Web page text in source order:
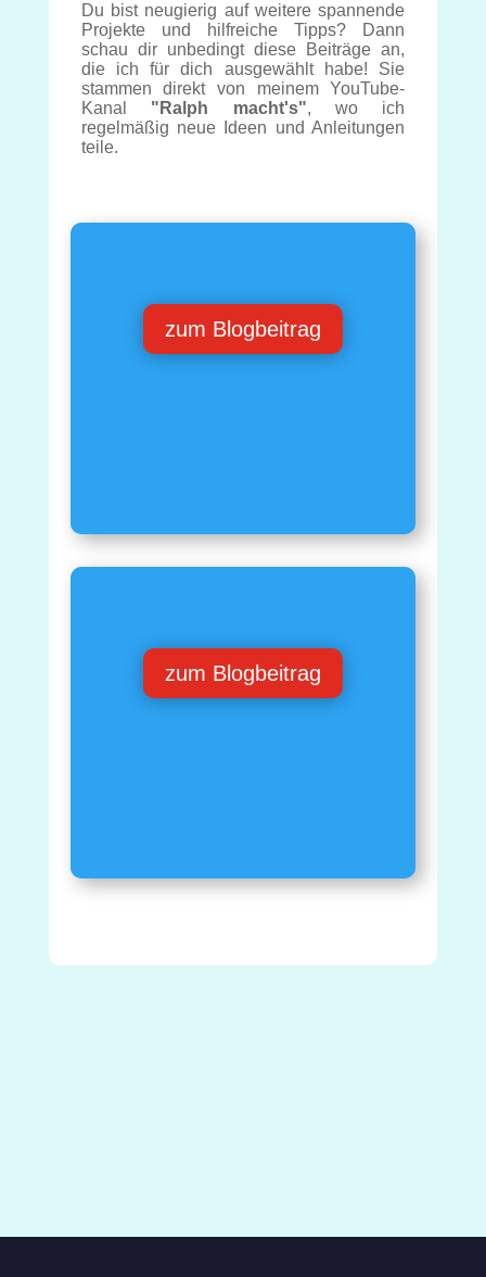
Du bist neugierig auf weitere spannende
Projekte und hilfreiche Tipps? Dann
schau dir unbedingt diese Beiträge an,
die ich für dich ausgewählt habe! Sie
stammen direkt von meinem YouTube-
Kanal "Ralph macht's", wo ich
regelmäßig neue Ideen und Anleitungen
teile.
zum Blogbeitrag
zum Blogbeitrag